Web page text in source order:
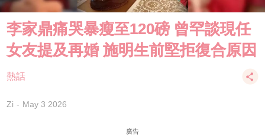
李家鼎痛哭暴瘦至120磅 曾罕談現任
女友提及再婚 施明生前堅拒復合原因
熱話
Zi May 3 2026
廣告